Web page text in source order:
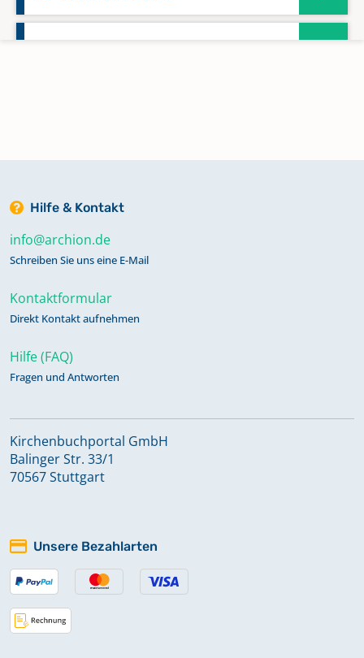
Trauungen und Beerdigungen 1842-
Zivilstandsregister 1810-1811
Zivilstandsregister 1812-1813
Hilfe & Kontakt
info@archion.de
Schreiben Sie uns eine E-Mail
Kontaktformular
Direkt Kontakt aufnehmen
Hilfe (FAQ)
Fragen und Antworten
Kirchenbuchportal GmbH
Balinger Str. 33/1
70567 Stuttgart
Unsere Bezahlarten